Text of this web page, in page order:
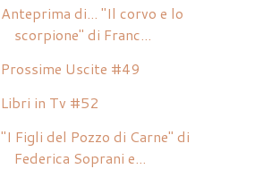
Anteprima di... "Il corvo e lo
scorpione" di Franc...
Prossime Uscite #49
Libri in Tv #52
"I Figli del Pozzo di Carne" di
Federica Soprani e...